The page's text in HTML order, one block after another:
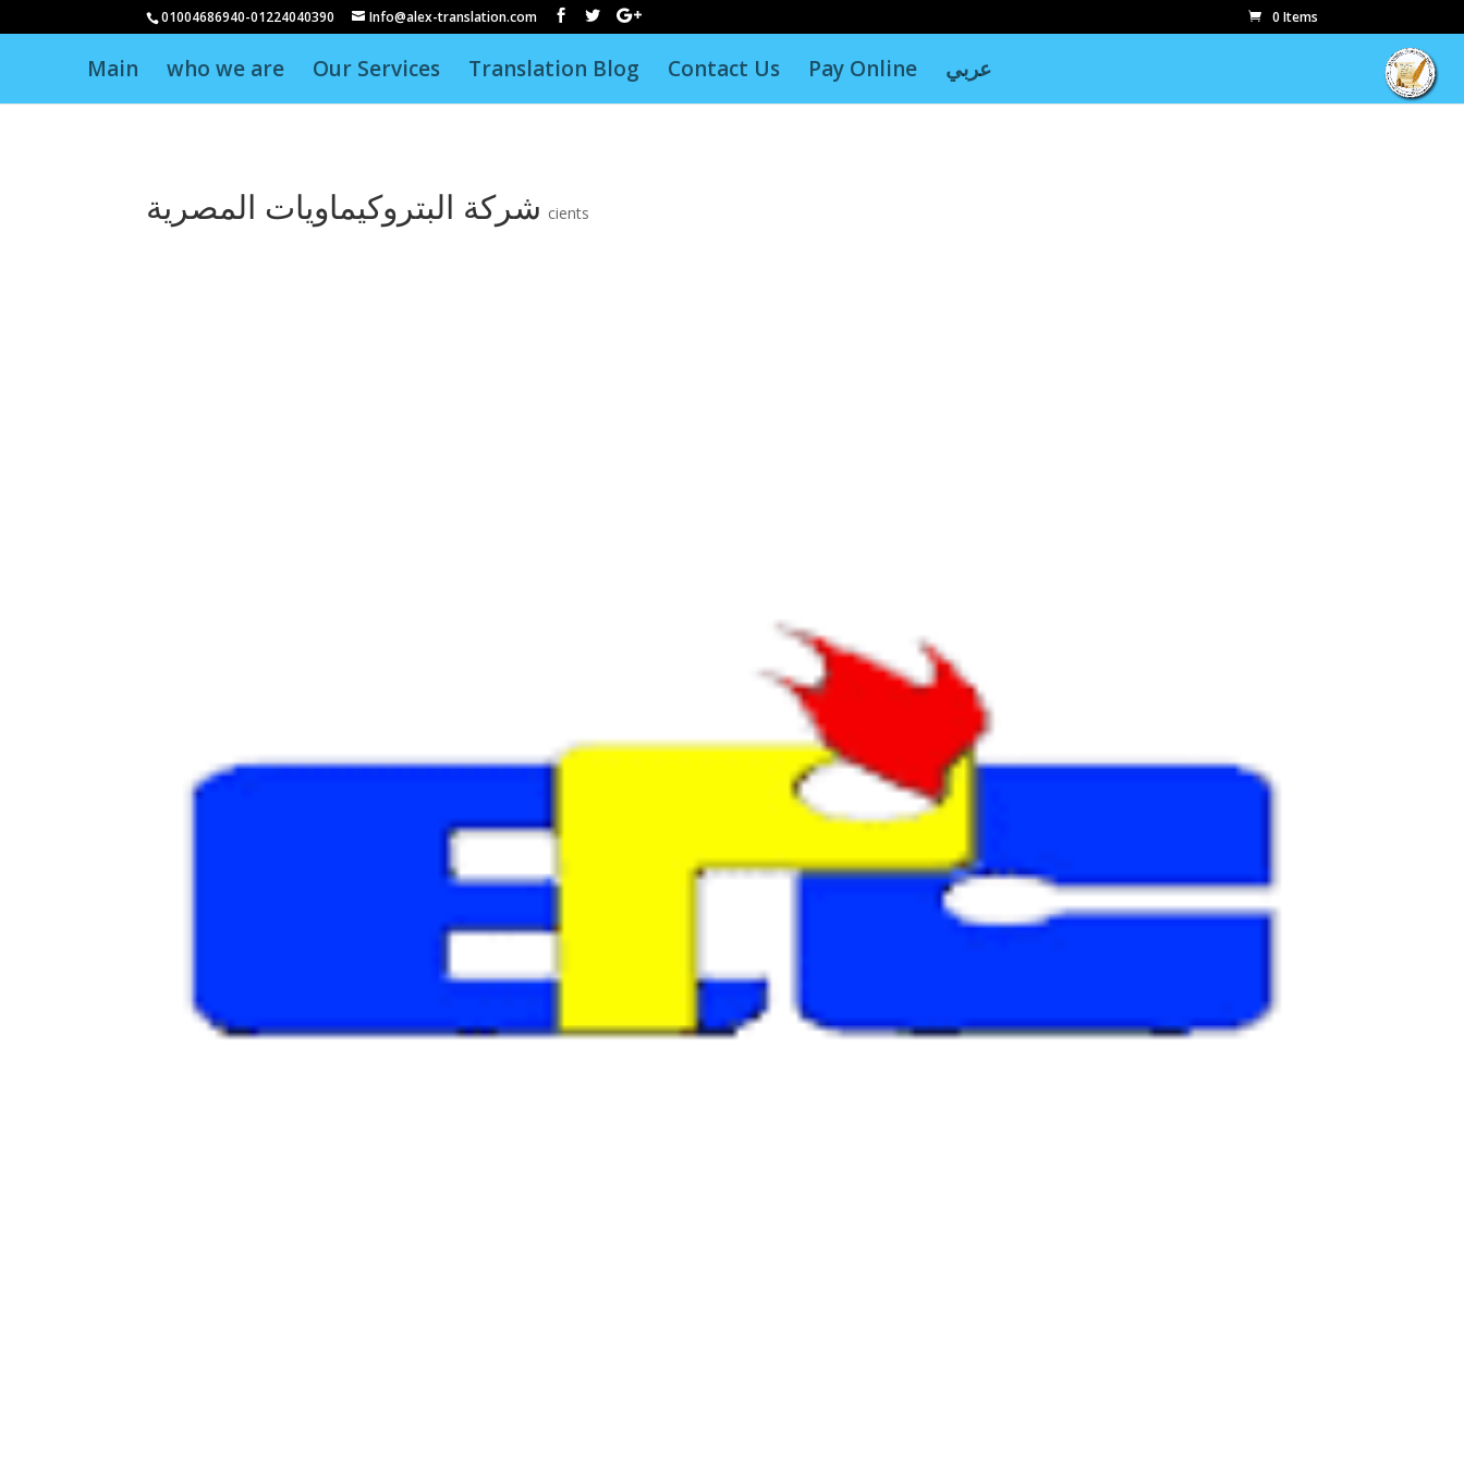
01004686940-01224040390 Info@alex-translation.com 0 Items
Main who we are Our Services Translation Blog Contact Us Pay Online عربي
شركة البتروكيماويات المصرية cients